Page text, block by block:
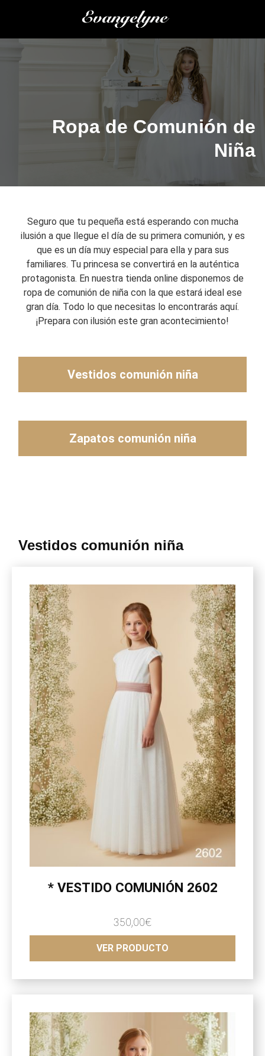
Ropa de Comunión de
Niña
Seguro que tu pequeña está esperando con mucha
ilusión a que llegue el día de su primera comunión, y es
que es un día muy especial para ella y para sus
familiares. Tu princesa se convertirá en la auténtica
protagonista. En nuestra tienda online disponemos de
ropa de comunión de niña con la que estará ideal ese
gran día. Todo lo que necesitas lo encontrarás aquí.
¡Prepara con ilusión este gran acontecimiento!
Vestidos comunión niña
Zapatos comunión niña
Vestidos comunión niña
* VESTIDO COMUNIÓN 2602
350,00€
VER PRODUCTO